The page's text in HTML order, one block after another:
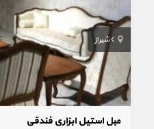
شیراز
مبل استیل ابزاری فندقی